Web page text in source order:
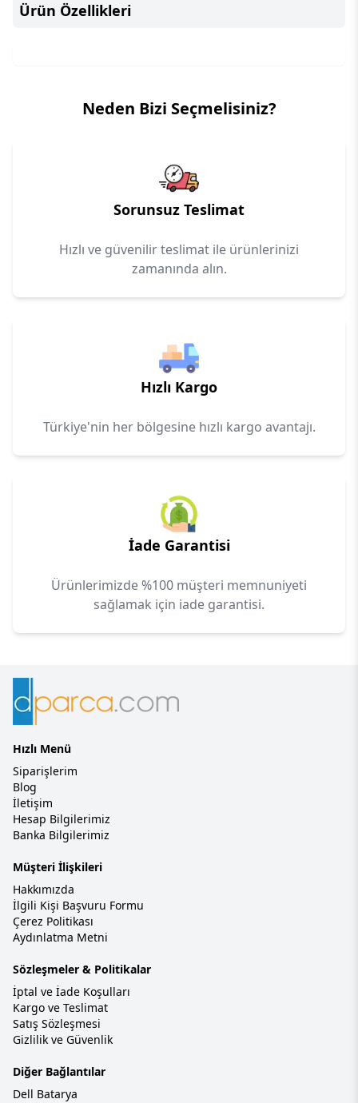
Ürün Özellikleri
Neden Bizi Seçmelisiniz?
Sorunsuz Teslimat
Hızlı ve güvenilir teslimat ile ürünlerinizi
zamanında alın.
Hızlı Kargo
Türkiye'nin her bölgesine hızlı kargo avantajı.
İade Garantisi
Ürünlerimizde %100 müşteri memnuniyeti
sağlamak için iade garantisi.
Hızlı Menü
Siparişlerim
Blog
İletişim
Hesap Bilgilerimiz
Banka Bilgilerimiz
Müşteri İlişkileri
Hakkımızda
İlgili Kişi Başvuru Formu
Çerez Politikası
Aydınlatma Metni
Sözleşmeler & Politikalar
İptal ve İade Koşulları
Kargo ve Teslimat
Satış Sözleşmesi
Gizlilik ve Güvenlik
Diğer Bağlantılar
Dell Batarya